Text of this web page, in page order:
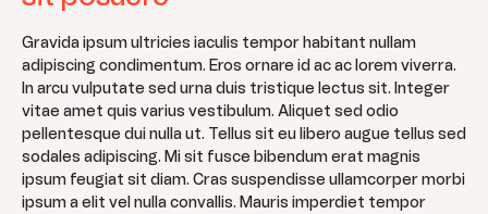
Gravida ipsum ultricies iaculis tempor habitant nullam
adipiscing condimentum. Eros ornare id ac ac lorem viverra.
In arcu vulputate sed urna duis tristique lectus sit. Integer
vitae amet quis varius vestibulum. Aliquet sed odio
pellentesque dui nulla ut. Tellus sit eu libero augue tellus sed
sodales adipiscing. Mi sit fusce bibendum erat magnis
ipsum feugiat sit diam. Cras suspendisse ullamcorper morbi
ipsum a elit vel nulla convallis. Mauris imperdiet tempor